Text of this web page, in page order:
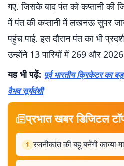
गए. जिसके बाद पंत को कप्तानी की
में पंत की कप्तानी में लखनऊ सुपर
पहुंच पाई. इस दौरान पंत का भी
उन्होंने 13 पारियों में 269 और 2026
यह भी पढ़ें: पूर्व भारतीय क्रिकेटर का
वैभव सूर्यवंशी
प्रभात खबर डिजिटल
1 रजनीकांत की बहू बनेंगी काव्या